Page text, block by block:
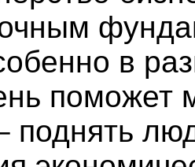
в
поднять